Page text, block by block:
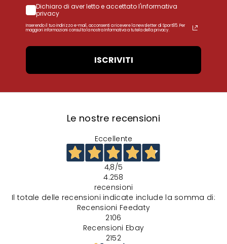
Dichiaro di aver letto e accettato l'informativa
privacy
Inserendo il tuo indirizzo e-mail, acconsenti a ricevere la newsletter di Sport85. Per
maggiori informazioni consulta la nostra Informativa a tutela della privacy.
ISCRIVITI
Le nostre recensioni
Eccellente
4,8/5
4.258
recensioni
Il totale delle recensioni indicate include la somma di:
Recensioni Feedaty
2106
Recensioni Ebay
2152